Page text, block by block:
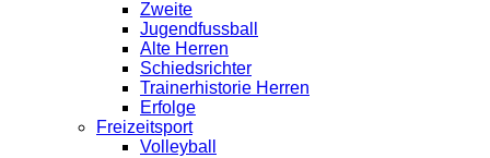
Zweite
Jugendfussball
Alte Herren
Schiedsrichter
Trainerhistorie Herren
Erfolge
Freizeitsport
Volleyball